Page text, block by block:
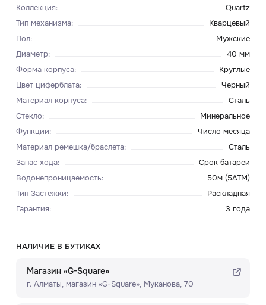
Коллекция:
Quartz
Тип механизма:
Кварцевый
Пол:
Мужские
Диаметр:
40 мм
Форма корпуса:
Круглые
Цвет циферблата:
Черный
Материал корпуса:
Сталь
Стекло:
Минеральное
Функции:
Число месяца
Материал ремешка/браслета:
Сталь
Запас хода:
Срок батареи
Водонепроницаемость:
50м (5ATM)
Тип Застежки:
Раскладная
Гарантия: 3 года
НАЛИЧИЕ В БУТИКАХ
Магазин «G-Square»
г. Алматы, ​магазин «G-Square»​, Муканова, 70